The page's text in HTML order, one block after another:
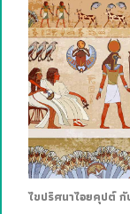
ไขปริศนาไอยคุปต์ กั